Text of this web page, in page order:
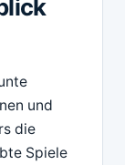
und
die
Spiele